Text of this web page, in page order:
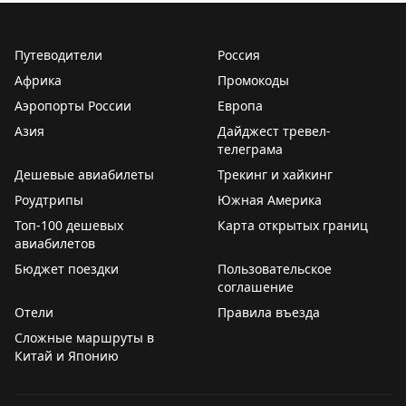
Путеводители
Россия
Африка
Промокоды
Аэропорты России
Европа
Азия
Дайджест тревел-
телеграма
Дешевые авиабилеты
Трекинг и хайкинг
Роудтрипы
Южная Америка
Топ-100 дешевых
авиабилетов
Карта открытых границ
Бюджет поездки
Пользовательское
соглашение
Отели
Правила въезда
Сложные маршруты в
Китай и Японию